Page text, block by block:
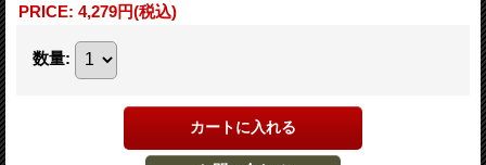
PRICE: 4,279円(税込)
数量: